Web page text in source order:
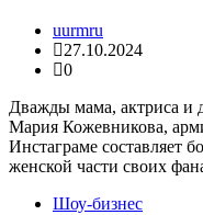
uurmru
27.10.2024
0
Дважды мама, актриса и
Мария Кожевникова,
Инстаграме составляет
женской части своих
Шоу-бизнес